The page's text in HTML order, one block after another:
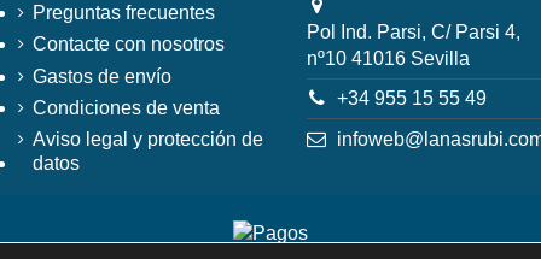
Preguntas frecuentes
Contacte con nosotros
Gastos de envío
Condiciones de venta
Aviso legal y protección de
datos
Pol Ind. Parsi, C/ Parsi 4,
nº10 41016 Sevilla
+34 955 15 55 49